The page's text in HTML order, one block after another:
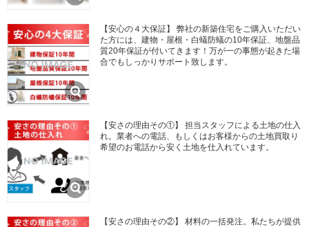
【安心の４大保証】 弊社の新築住宅をご購入いただい
た方には、建物・屋根・白蟻防蟻の10年保証、地盤品
質20年保証が付いてきます！万が一の事態が起きた場
合でもしっかりサポート致します。
【安さの理由その①】 担当スタッフによる土地の仕入
れ。業者への電話、もしくはお客様からの土地買取り
希望のお電話から安く土地を仕入れています。
【安さの理由その②】 材料の一括発注。私たちが提供